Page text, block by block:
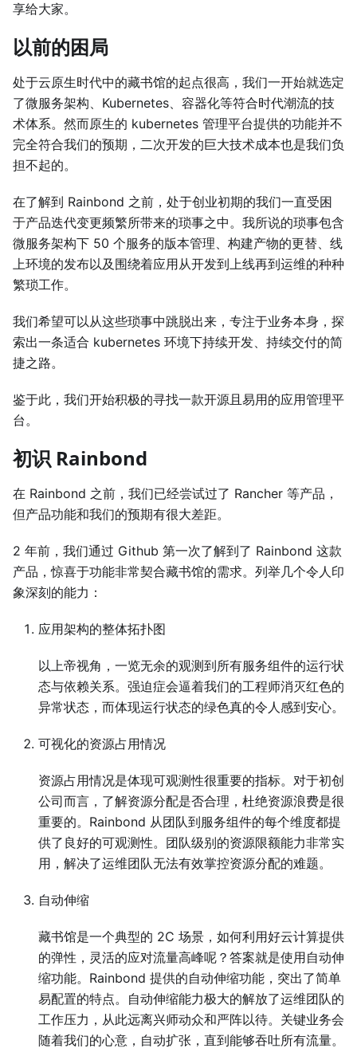
享给大家。
以前的困局
处于云原生时代中的藏书馆的起点很高，我们一开始就选定
了微服务架构、Kubernetes、容器化等符合时代潮流的技
术体系。然而原生的 kubernetes 管理平台提供的功能并不
完全符合我们的预期，二次开发的巨大技术成本也是我们负
担不起的。
在了解到 Rainbond 之前，处于创业初期的我们一直受困
于产品迭代变更频繁所带来的琐事之中。我所说的琐事包含
微服务架构下 50 个服务的版本管理、构建产物的更替、线
上环境的发布以及围绕着应用从开发到上线再到运维的种种
繁琐工作。
我们希望可以从这些琐事中跳脱出来，专注于业务本身，探
索出一条适合 kubernetes 环境下持续开发、持续交付的简
捷之路。
鉴于此，我们开始积极的寻找一款开源且易用的应用管理平
台。
初识 Rainbond
在 Rainbond 之前，我们已经尝试过了 Rancher 等产品，
但产品功能和我们的预期有很大差距。
2 年前，我们通过 Github 第一次了解到了 Rainbond 这款
产品，惊喜于功能非常契合藏书馆的需求。列举几个令人印
象深刻的能力：
应用架构的整体拓扑图
以上帝视角，一览无余的观测到所有服务组件的运行状
态与依赖关系。强迫症会逼着我们的工程师消灭红色的
异常状态，而体现运行状态的绿色真的令人感到安心。
可视化的资源占用情况
资源占用情况是体现可观测性很重要的指标。对于初创
公司而言，了解资源分配是否合理，杜绝资源浪费是很
重要的。Rainbond 从团队到服务组件的每个维度都提
供了良好的可观测性。团队级别的资源限额能力非常实
用，解决了运维团队无法有效掌控资源分配的难题。
自动伸缩
藏书馆是一个典型的 2C 场景，如何利用好云计算提供
的弹性，灵活的应对流量高峰呢？答案就是使用自动伸
缩功能。Rainbond 提供的自动伸缩功能，突出了简单
易配置的特点。自动伸缩能力极大的解放了运维团队的
工作压力，从此远离兴师动众和严阵以待。关键业务会
随着我们的心意，自动扩张，直到能够吞吐所有流量。